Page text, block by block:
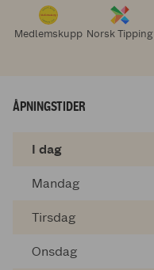
Medlemskupp Norsk Tipping
ÅPNINGSTIDER
I dag
Mandag
Tirsdag
Onsdag